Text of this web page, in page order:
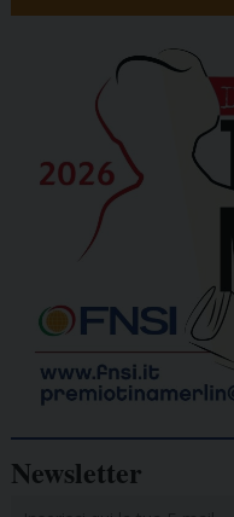
Newsletter